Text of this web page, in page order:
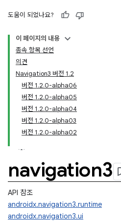
도움이 되었나요?
이 페이지의 내용
종속 항목 선언
의견
Navigation3 버전 1.2
버전 1.2.0-alpha06
버전 1.2.0-alpha05
버전 1.2.0-alpha04
버전 1.2.0-alpha03
버전 1.2.0-alpha02
navigation3
API 참조
androidx.navigation3.runtime
androidx.navigation3.ui